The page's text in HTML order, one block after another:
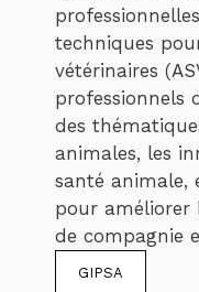
techniques
vétérinaires
professionnels
des
animales, les
santé animale,
pour améliorer
de compagnie
GIPSA